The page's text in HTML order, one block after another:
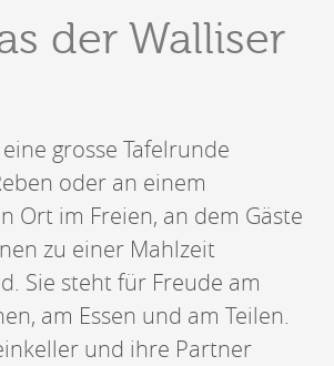
der Walliser
grosse Tafelrunde
oder an einem
Ort im Freien, an dem Gäste
zu einer Mahlzeit
Sie steht für Freude am
am Essen und am Teilen.
und ihre Partner